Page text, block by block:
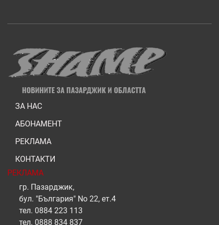
ЗА НАС
АБОНАМЕНТ
РЕКЛАМА
КОНТАКТИ
РЕКЛАМА
гр. Пазарджик,
бул. "България" No 22, ет.4
тел. 0884 223 113
тел. 0888 834 837